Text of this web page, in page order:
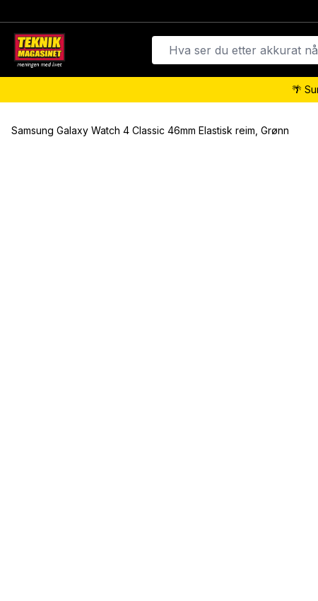
🌴
Samsung Galaxy Watch 4 Classic 46mm Elastisk reim, Grønn